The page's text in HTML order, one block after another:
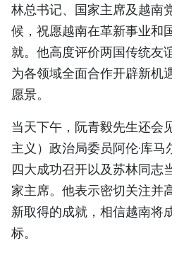
林总书记、国家主席及越南
候，祝愿越南在革新事业和
就。他高度评价两国传统友
为各领域全面合作开辟新机
愿景。
当天下午，阮青毅先生还会
主义）政治局委员阿伦·库
四大成功召开以及苏林同志
家主席。他表示密切关注并
新取得的成就，相信越南将
标。